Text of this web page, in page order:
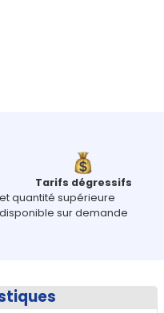
Tarifs dégressifs
et quantité supérieure
disponible sur demande